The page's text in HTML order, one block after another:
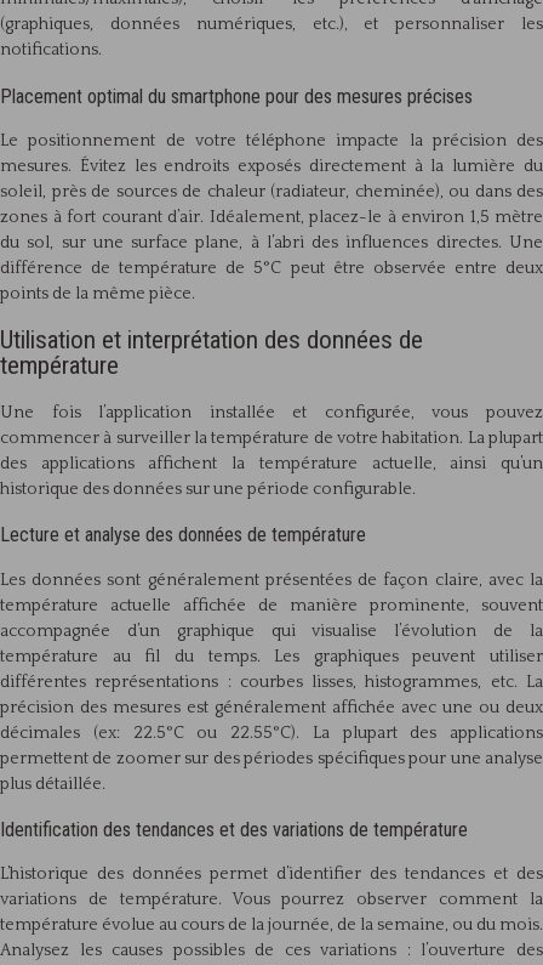
(graphiques, données numériques, etc.), et personnaliser les
notifications.
Placement optimal du smartphone pour des mesures précises
Le positionnement de votre téléphone impacte la précision des
mesures. Évitez les endroits exposés directement à la lumière du
soleil, près de sources de chaleur (radiateur, cheminée), ou dans des
zones à fort courant d’air. Idéalement, placez-le à environ 1,5 mètre
du sol, sur une surface plane, à l’abri des influences directes. Une
différence de température de 5°C peut être observée entre deux
points de la même pièce.
Utilisation et interprétation des données de
température
Une fois l’application installée et configurée, vous pouvez
commencer à surveiller la température de votre habitation. La plupart
des applications affichent la température actuelle, ainsi qu’un
historique des données sur une période configurable.
Lecture et analyse des données de température
Les données sont généralement présentées de façon claire, avec la
température actuelle affichée de manière prominente, souvent
accompagnée d’un graphique qui visualise l’évolution de la
température au fil du temps. Les graphiques peuvent utiliser
différentes représentations : courbes lisses, histogrammes, etc. La
précision des mesures est généralement affichée avec une ou deux
décimales (ex: 22.5°C ou 22.55°C). La plupart des applications
permettent de zoomer sur des périodes spécifiques pour une analyse
plus détaillée.
Identification des tendances et des variations de température
L’historique des données permet d’identifier des tendances et des
variations de température. Vous pourrez observer comment la
température évolue au cours de la journée, de la semaine, ou du mois.
Analysez les causes possibles de ces variations : l’ouverture des